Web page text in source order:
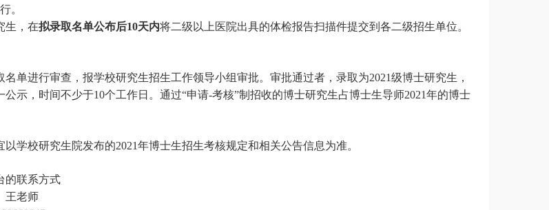
。
生，在拟录取名单公布后10天内将二级以上医院出具的体检报告扫描件提交到各二级招生单位。
名单进行审查，报学校研究生招生工作领导小组审批。审批通过者，录取为2021级博士研究生，
示，时间不少于10个工作日。通过“申请-考核”制招收的博士研究生占博士生导师2021年的博士
以学校研究生院发布的2021年博士生招生考核规定和相关公告信息为准。
的联系方式
王老师